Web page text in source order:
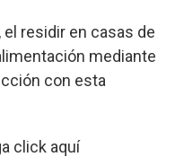
el residir en casas de
mediante
con esta
click aquí